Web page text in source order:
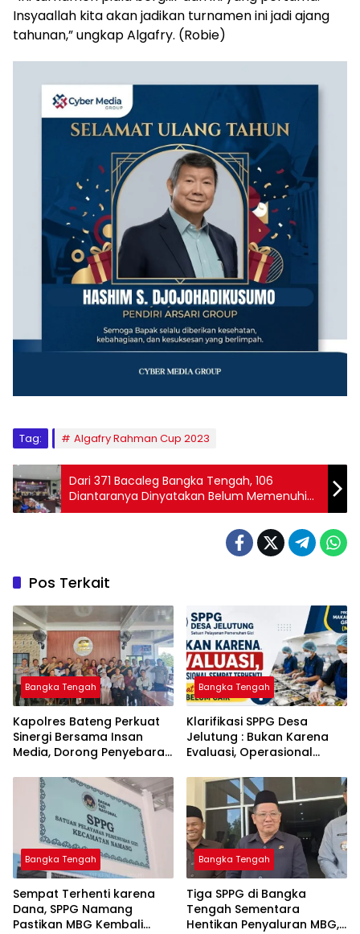
Insyaallah kita akan jadikan turnamen ini jadi ajang
tahunan,” ungkap Algafry. (Robie)
Tag: Algafry Rahman Cup 2023
Dari 371 Bacaleg Bangka Tengah, 106
Diantaranya Dinyatakan Belum Memenuhi
Syarat Administrasi
Pos Terkait
Bangka Tengah
‎Kapolres Bateng Perkuat
Sinergi Bersama Insan
Media, Dorong Penyebaran
Layanan Polri 110
Bangka Tengah
‎Klarifikasi SPPG Desa
Jelutung : Bukan Karena
Evaluasi, Operasional
Dana Banper Belum Cair
Bangka Tengah
‎Sempat Terhenti karena
Dana, SPPG Namang
Pastikan MBG Kembali
Bangka Tengah
‎Tiga SPPG di Bangka
Tengah Sementara
Hentikan Penyaluran MBG,